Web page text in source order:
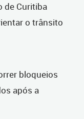
de Curitiba
o trânsito
bloqueios
após a